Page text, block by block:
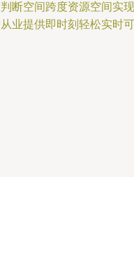
断空间跨度资源空间实
业提供即时刻轻松实时